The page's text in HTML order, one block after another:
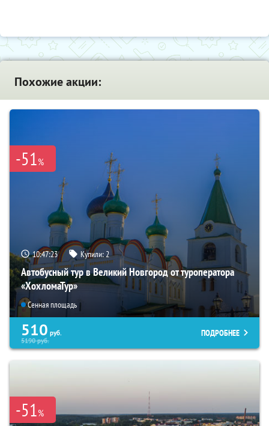
Похожие акции:
-51%
10:47:21 Купили:2
Автобусный тур в Великий Новгород от туроператора
«ХохломаТур»
Сенная площадь
510 руб.
5190руб.
ПОДРОБНЕЕ
-51%